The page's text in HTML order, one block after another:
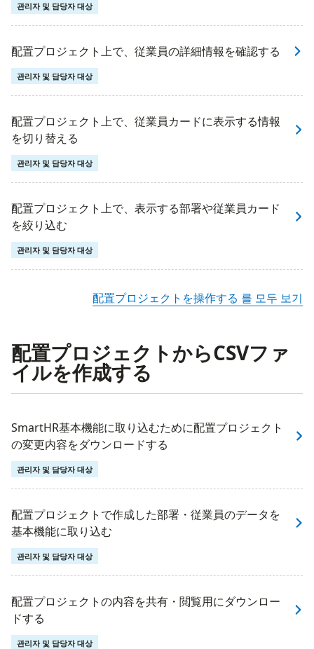
관리자 및 담당자 대상
配置プロジェクト上で、従業員の詳細情報を確認する
관리자 및 담당자 대상
配置プロジェクト上で、従業員カードに表示する情報
を切り替える
관리자 및 담당자 대상
配置プロジェクト上で、表示する部署や従業員カード
を絞り込む
관리자 및 담당자 대상
配置プロジェクトを操作する 를 모두 보기
配置プロジェクトからCSVファ
イルを作成する
SmartHR基本機能に取り込むために配置プロジェクト
の変更内容をダウンロードする
관리자 및 담당자 대상
配置プロジェクトで作成した部署・従業員のデータを
基本機能に取り込む
관리자 및 담당자 대상
配置プロジェクトの内容を共有・閲覧用にダウンロー
ドする
관리자 및 담당자 대상